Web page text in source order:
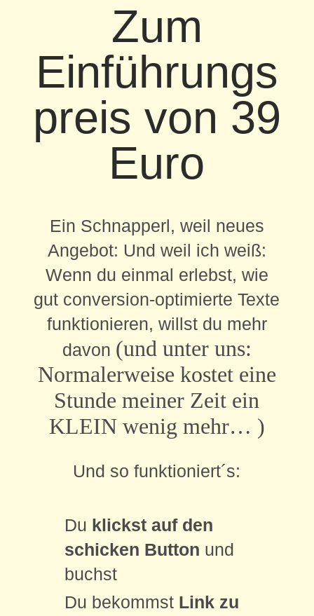
Zum
Einführungs
preis von 39
Euro
Ein Schnapperl, weil neues
Angebot: Und weil ich weiß:
Wenn du einmal erlebst, wie
gut conversion-optimierte Texte
funktionieren, willst du mehr
davon (und unter uns:
Normalerweise kostet eine
Stunde meiner Zeit ein
KLEIN wenig mehr… )
Und so funktioniert´s:
Du klickst auf den
schicken Button und
buchst
Du bekommst Link zu